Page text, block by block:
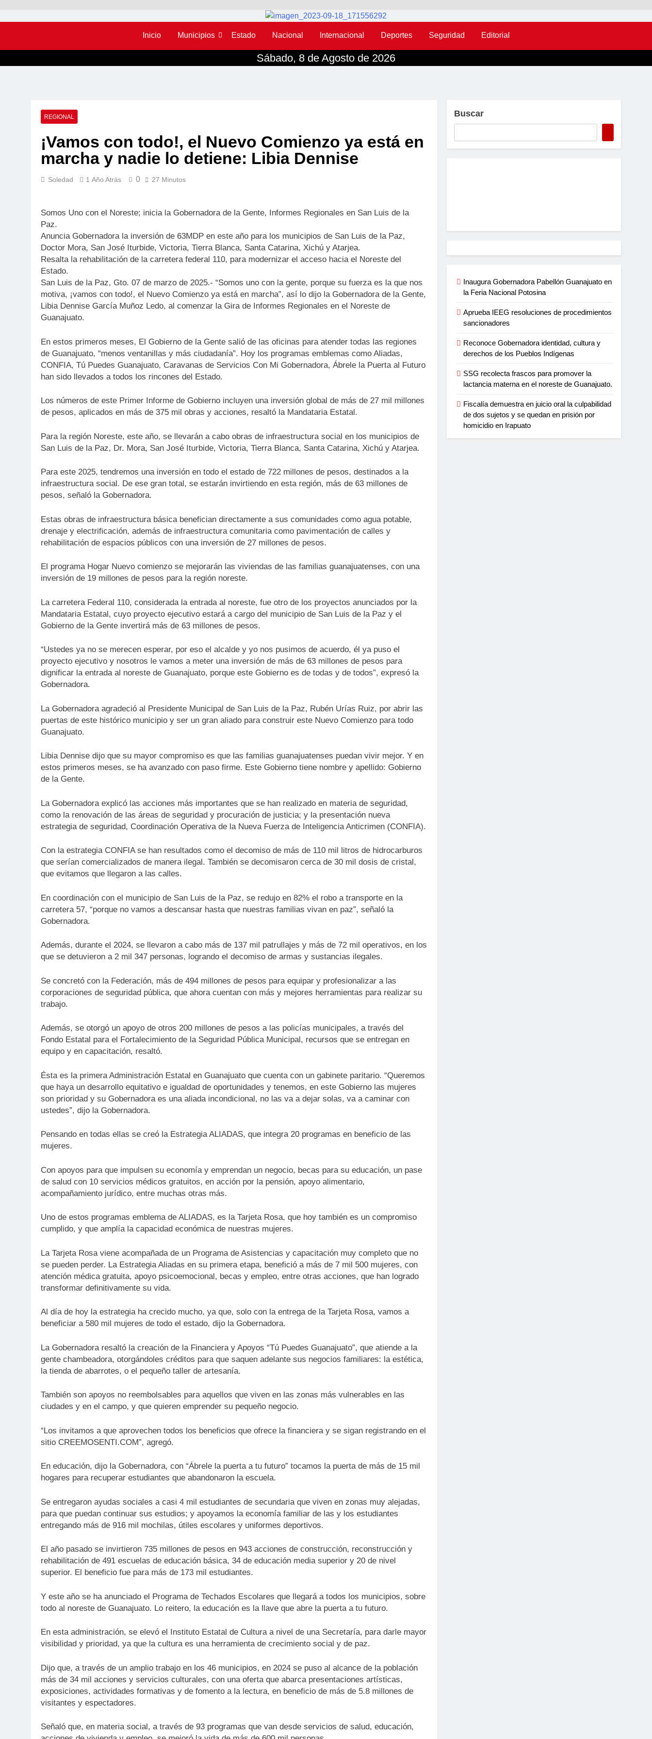
Inicio Municipios Estado Nacional Internacional Deportes Seguridad Editorial
Sábado, 8 de Agosto de 2026
REGIONAL
¡Vamos con todo!, el Nuevo Comienzo ya está en
marcha y nadie lo detiene: Libia Dennise
Soledad 1 Año Atrás 0 27 Minutos
Somos Uno con el Noreste; inicia la Gobernadora de la Gente, Informes Regionales en San Luis de la
Paz.
Anuncia Gobernadora la inversión de 63MDP en este año para los municipios de San Luis de la Paz,
Doctor Mora, San José Iturbide, Victoria, Tierra Blanca, Santa Catarina, Xichú y Atarjea.
Resalta la rehabilitación de la carretera federal 110, para modernizar el acceso hacia el Noreste del
Estado.
San Luis de la Paz, Gto. 07 de marzo de 2025.- “Somos uno con la gente, porque su fuerza es la que nos
motiva, ¡vamos con todo!, el Nuevo Comienzo ya está en marcha”, así lo dijo la Gobernadora de la Gente,
Libia Dennise García Muñoz Ledo, al comenzar la Gira de Informes Regionales en el Noreste de
Guanajuato.
En estos primeros meses, El Gobierno de la Gente salió de las oficinas para atender todas las regiones
de Guanajuato, “menos ventanillas y más ciudadanía”. Hoy los programas emblemas como Aliadas,
CONFIA, Tú Puedes Guanajuato, Caravanas de Servicios Con Mi Gobernadora, Ábrele la Puerta al Futuro
han sido llevados a todos los rincones del Estado.
Los números de este Primer Informe de Gobierno incluyen una inversión global de más de 27 mil millones
de pesos, aplicados en más de 375 mil obras y acciones, resaltó la Mandataria Estatal.
Para la región Noreste, este año, se llevarán a cabo obras de infraestructura social en los municipios de
San Luis de la Paz, Dr. Mora, San José Iturbide, Victoria, Tierra Blanca, Santa Catarina, Xichú y Atarjea.
Para este 2025, tendremos una inversión en todo el estado de 722 millones de pesos, destinados a la
infraestructura social. De ese gran total, se estarán invirtiendo en esta región, más de 63 millones de
pesos, señaló la Gobernadora.
Estas obras de infraestructura básica benefician directamente a sus comunidades como agua potable,
drenaje y electrificación, además de infraestructura comunitaria como pavimentación de calles y
rehabilitación de espacios públicos con una inversión de 27 millones de pesos.
El programa Hogar Nuevo comienzo se mejorarán las viviendas de las familias guanajuatenses, con una
inversión de 19 millones de pesos para la región noreste.
La carretera Federal 110, considerada la entrada al noreste, fue otro de los proyectos anunciados por la
Mandataria Estatal, cuyo proyecto ejecutivo estará a cargo del municipio de San Luis de la Paz y el
Gobierno de la Gente invertirá más de 63 millones de pesos.
“Ustedes ya no se merecen esperar, por eso el alcalde y yo nos pusimos de acuerdo, él ya puso el
proyecto ejecutivo y nosotros le vamos a meter una inversión de más de 63 millones de pesos para
dignificar la entrada al noreste de Guanajuato, porque este Gobierno es de todas y de todos”, expresó la
Gobernadora.
La Gobernadora agradeció al Presidente Municipal de San Luis de la Paz, Rubén Urías Ruiz, por abrir las
puertas de este histórico municipio y ser un gran aliado para construir este Nuevo Comienzo para todo
Guanajuato.
Libia Dennise dijo que su mayor compromiso es que las familias guanajuatenses puedan vivir mejor. Y en
estos primeros meses, se ha avanzado con paso firme. Este Gobierno tiene nombre y apellido: Gobierno
de la Gente.
La Gobernadora explicó las acciones más importantes que se han realizado en materia de seguridad,
como la renovación de las áreas de seguridad y procuración de justicia; y la presentación nueva
estrategia de seguridad, Coordinación Operativa de la Nueva Fuerza de Inteligencia Anticrimen (CONFIA).
Con la estrategia CONFIA se han resultados como el decomiso de más de 110 mil litros de hidrocarburos
que serían comercializados de manera ilegal. También se decomisaron cerca de 30 mil dosis de cristal,
que evitamos que llegaron a las calles.
En coordinación con el municipio de San Luis de la Paz, se redujo en 82% el robo a transporte en la
carretera 57, “porque no vamos a descansar hasta que nuestras familias vivan en paz”, señaló la
Gobernadora.
Además, durante el 2024, se llevaron a cabo más de 137 mil patrullajes y más de 72 mil operativos, en los
que se detuvieron a 2 mil 347 personas, logrando el decomiso de armas y sustancias ilegales.
Se concretó con la Federación, más de 494 millones de pesos para equipar y profesionalizar a las
corporaciones de seguridad pública, que ahora cuentan con más y mejores herramientas para realizar su
trabajo.
Además, se otorgó un apoyo de otros 200 millones de pesos a las policías municipales, a través del
Fondo Estatal para el Fortalecimiento de la Seguridad Pública Municipal, recursos que se entregan en
equipo y en capacitación, resaltó.
Ésta es la primera Administración Estatal en Guanajuato que cuenta con un gabinete paritario. “Queremos
que haya un desarrollo equitativo e igualdad de oportunidades y tenemos, en este Gobierno las mujeres
son prioridad y su Gobernadora es una aliada incondicional, no las va a dejar solas, va a caminar con
ustedes”, dijo la Gobernadora.
Pensando en todas ellas se creó la Estrategia ALIADAS, que integra 20 programas en beneficio de las
mujeres.
Con apoyos para que impulsen su economía y emprendan un negocio, becas para su educación, un pase
de salud con 10 servicios médicos gratuitos, en acción por la pensión, apoyo alimentario,
acompañamiento jurídico, entre muchas otras más.
Uno de estos programas emblema de ALIADAS, es la Tarjeta Rosa, que hoy también es un compromiso
cumplido, y que amplía la capacidad económica de nuestras mujeres.
La Tarjeta Rosa viene acompañada de un Programa de Asistencias y capacitación muy completo que no
se pueden perder. La Estrategia Aliadas en su primera etapa, benefició a más de 7 mil 500 mujeres, con
atención médica gratuita, apoyo psicoemocional, becas y empleo, entre otras acciones, que han logrado
transformar definitivamente su vida.
Al día de hoy la estrategia ha crecido mucho, ya que, solo con la entrega de la Tarjeta Rosa, vamos a
beneficiar a 580 mil mujeres de todo el estado, dijo la Gobernadora.
La Gobernadora resaltó la creación de la Financiera y Apoyos “Tú Puedes Guanajuato”, que atiende a la
gente chambeadora, otorgándoles créditos para que saquen adelante sus negocios familiares: la estética,
la tienda de abarrotes, o el pequeño taller de artesanía.
También son apoyos no reembolsables para aquellos que viven en las zonas más vulnerables en las
ciudades y en el campo, y que quieren emprender su pequeño negocio.
“Los invitamos a que aprovechen todos los beneficios que ofrece la financiera y se sigan registrando en el
sitio CREEMOSENTI.COM”, agregó.
En educación, dijo la Gobernadora, con “Ábrele la puerta a tu futuro” tocamos la puerta de más de 15 mil
hogares para recuperar estudiantes que abandonaron la escuela.
Se entregaron ayudas sociales a casi 4 mil estudiantes de secundaria que viven en zonas muy alejadas,
para que puedan continuar sus estudios; y apoyamos la economía familiar de las y los estudiantes
entregando más de 916 mil mochilas, útiles escolares y uniformes deportivos.
El año pasado se invirtieron 735 millones de pesos en 943 acciones de construcción, reconstrucción y
rehabilitación de 491 escuelas de educación básica, 34 de educación media superior y 20 de nivel
superior. El beneficio fue para más de 173 mil estudiantes.
Y este año se ha anunciado el Programa de Techados Escolares que llegará a todos los municipios, sobre
todo al noreste de Guanajuato. Lo reitero, la educación es la llave que abre la puerta a tu futuro.
En esta administración, se elevó el Instituto Estatal de Cultura a nivel de una Secretaría, para darle mayor
visibilidad y prioridad, ya que la cultura es una herramienta de crecimiento social y de paz.
Dijo que, a través de un amplio trabajo en los 46 municipios, en 2024 se puso al alcance de la población
más de 34 mil acciones y servicios culturales, con una oferta que abarca presentaciones artísticas,
exposiciones, actividades formativas y de fomento a la lectura, en beneficio de más de 5.8 millones de
visitantes y espectadores.
Señaló que, en materia social, a través de 93 programas que van desde servicios de salud, educación,
Buscar
Inaugura Gobernadora Pabellón Guanajuato en
la Feria Nacional Potosina
Aprueba IEEG resoluciones de procedimientos
sancionadores
Reconoce Gobernadora identidad, cultura y
derechos de los Pueblos Indígenas
SSG recolecta frascos para promover la
lactancia materna en el noreste de Guanajuato.
Fiscalía demuestra en juicio oral la culpabilidad
de dos sujetos y se quedan en prisión por
homicidio en Irapuato